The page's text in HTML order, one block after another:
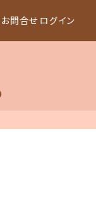
お問合せ ログイン